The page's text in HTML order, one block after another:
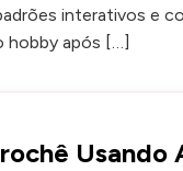
interativos e
hobby após […]